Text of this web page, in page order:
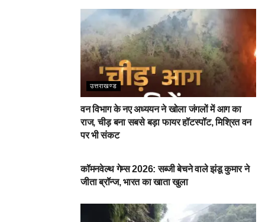
उत्तराखण्ड
वन विभाग के नए अध्ययन ने खोला जंगलों में आग का
राज, चीड़ बना सबसे बड़ा फायर हॉटस्पॉट, मिश्रित वन
पर भी संकट
कॉमनवेल्थ गेम्स 2026: सब्जी बेचने वाले झंडू कुमार ने
जीता ब्रॉन्ज, भारत का खाता खुला